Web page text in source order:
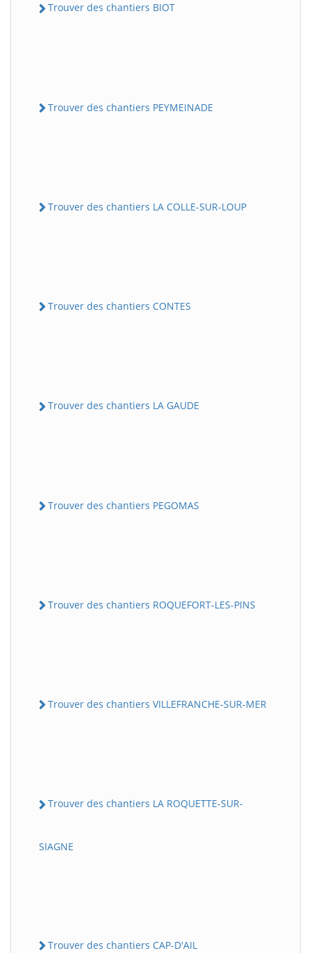
Trouver des chantiers BIOT
Trouver des chantiers PEYMEINADE
Trouver des chantiers LA COLLE-SUR-LOUP
Trouver des chantiers CONTES
Trouver des chantiers LA GAUDE
Trouver des chantiers PEGOMAS
Trouver des chantiers ROQUEFORT-LES-PINS
Trouver des chantiers VILLEFRANCHE-SUR-MER
Trouver des chantiers LA ROQUETTE-SUR-
SIAGNE
Trouver des chantiers CAP-D'AIL